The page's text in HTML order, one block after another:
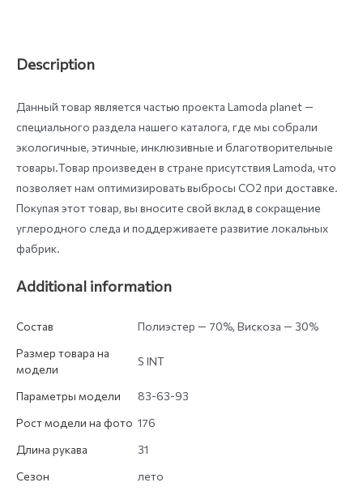
Description
Данный товар является частью проекта Lamoda planet —
специального раздела нашего каталога, где мы собрали
экологичные, этичные, инклюзивные и благотворительные
товары.Товар произведен в стране присутствия Lamoda, что
позволяет нам оптимизировать выбросы СО2 при доставке.
Покупая этот товар, вы вносите свой вклад в сокращение
углеродного следа и поддерживаете развитие локальных
фабрик.
Additional information
Состав
Полиэстер — 70%, Вискоза — 30%
Размер товара на
модели
S INT
Параметры модели
83-63-93
Рост модели на фото 176
Длина рукава
31
Сезон
лето